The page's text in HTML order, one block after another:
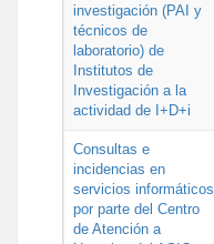
investigación (PAI y
técnicos de
laboratorio) de
Institutos de
Investigación a la
actividad de I+D+i
Consultas e
incidencias en
servicios informáticos
por parte del Centro
de Atención a